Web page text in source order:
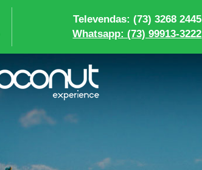
Televendas: (73) 3268 2445
Whatsapp: (73) 99913-3222